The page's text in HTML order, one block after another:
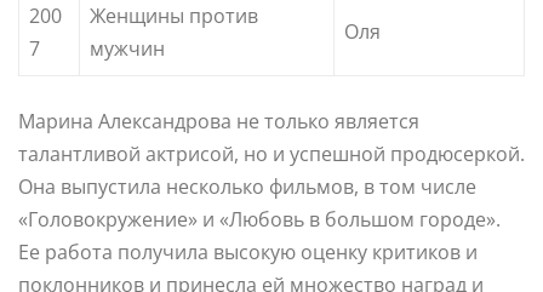
200
7
Женщины против
мужчин
Оля
Марина Александрова не только является
талантливой актрисой, но и успешной продюсеркой.
Она выпустила несколько фильмов, в том числе
«Головокружение» и «Любовь в большом городе».
Ее работа получила высокую оценку критиков и
поклонников и принесла ей множество наград и